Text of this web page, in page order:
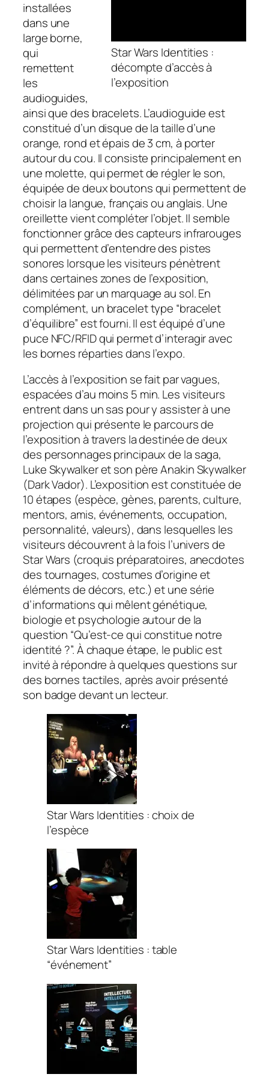
Star Wars Identities :
décompte d’accès à
l’exposition
installées
dans une
large borne,
qui
remettent
les
audioguides,
ainsi que des bracelets. L’audioguide est
constitué d’un disque de la taille d’une
orange, rond et épais de 3 cm, à porter
autour du cou. Il consiste principalement en
une molette, qui permet de régler le son,
équipée de deux boutons qui permettent de
choisir la langue, français ou anglais. Une
oreillette vient compléter l’objet. Il semble
fonctionner grâce des capteurs infrarouges
qui permettent d’entendre des pistes
sonores lorsque les visiteurs pénètrent
dans certaines zones de l’exposition,
délimitées par un marquage au sol. En
complément, un bracelet type “bracelet
d’équilibre” est fourni. Il est équipé d’une
puce NFC/RFID qui permet d’interagir avec
les bornes réparties dans l’expo.
L’accès à l’exposition se fait par vagues,
espacées d’au moins 5 min. Les visiteurs
entrent dans un sas pour y assister à une
projection qui présente le parcours de
l’exposition à travers la destinée de deux
des personnages principaux de la saga,
Luke Skywalker et son père Anakin Skywalker
(Dark Vador). L’exposition est constituée de
10 étapes (espèce, gènes, parents, culture,
mentors, amis, événements, occupation,
personnalité, valeurs), dans lesquelles les
visiteurs découvrent à la fois l’univers de
Star Wars (croquis préparatoires, anecdotes
des tournages, costumes d’origine et
éléments de décors, etc.) et une série
d’informations qui mêlent génétique,
biologie et psychologie autour de la
question “Qu’est-ce qui constitue notre
identité ?”. À chaque étape, le public est
invité à répondre à quelques questions sur
des bornes tactiles, après avoir présenté
son badge devant un lecteur.
Star Wars Identities : choix de
l’espèce
Star Wars Identities : table
“événement”